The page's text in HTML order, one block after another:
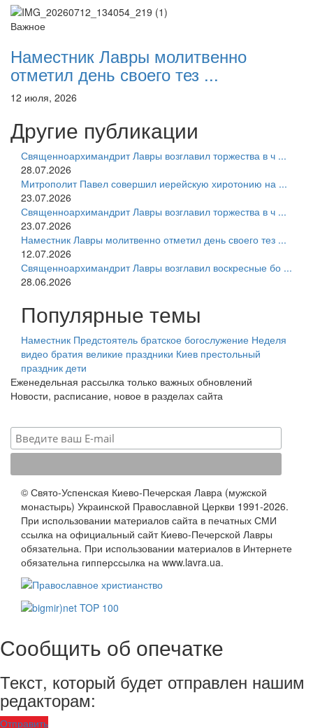
Важное
Наместник Лавры молитвенно
отметил день своего тез ...
12 июля, 2026
Другие публикации
Священноархимандрит Лавры возглавил торжества в ч ...
28.07.2026
Митрополит Павел совершил иерейскую хиротонию на ...
23.07.2026
Священноархимандрит Лавры возглавил торжества в ч ...
23.07.2026
Наместник Лавры молитвенно отметил день своего тез ...
12.07.2026
Священноархимандрит Лавры возглавил воскресные бо ...
28.06.2026
Популярные темы
Наместник Предстоятель братское богослужение Неделя
видео братия великие праздники Киев престольный
праздник дети
Еженедельная рассылка только важных обновлений
Новости, расписание, новое в разделах сайта
© Свято-Успенская Киево-Печерская Лавра (мужской
монастырь) Украинской Православной Церкви 1991-2026.
При использовании материалов сайта в печатных СМИ
ссылка на официальный сайт Киево-Печерской Лавры
обязательна. При использовании материалов в Интернете
обязательна гипперссылка на www.lavra.ua.
Сообщить об опечатке
Текст, который будет отправлен нашим
редакторам:
Отправить